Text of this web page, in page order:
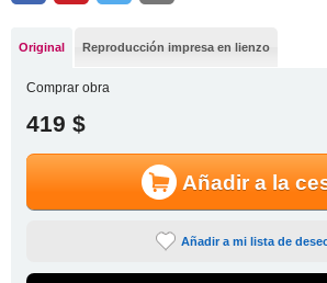
Original Reproducción impresa en lienzo
Comprar obra
419 $
Añadir a la
Añadir a mi lista de